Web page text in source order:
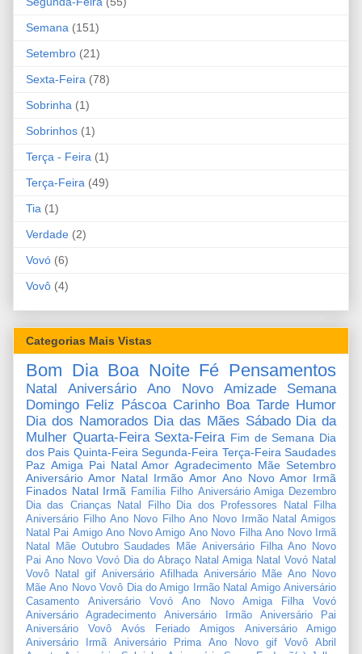
Semana (151)
Setembro (21)
Sexta-Feira (78)
Sobrinha (1)
Sobrinhos (1)
Terça - Feira (1)
Terça-Feira (49)
Tia (1)
Verdade (2)
Vovó (6)
Vovô (4)
Categorias Mais Vistas
Bom Dia Boa Noite Fé Pensamentos
Natal Aniversário Ano Novo Amizade
Semana
Domingo Feliz Páscoa Carinho Boa Tarde Humor
Dia dos Namorados Dia das Mães Sábado Dia da
Mulher Quarta-Feira Sexta-Feira Fim de Semana Dia
dos Pais Quinta-Feira Segunda-Feira Terça-Feira Saudades
Paz Amiga Pai Natal Amor Agradecimento Mãe Setembro
Aniversário Amor Natal Irmão Amor Ano Novo Amor Irmã
Finados Natal Irmã Família Filho Aniversário Amiga Dezembro
Dia das Crianças
Natal Filho Dia dos Professores
Natal Filha
Aniversário Filho Ano Novo Filho Ano Novo Irmão Natal Amigos
Natal Pai Amigo Ano Novo Amigo Ano Novo Filha Ano Novo Irmã
Natal Mãe Outubro Saudades Mãe Aniversário Filha Ano Novo
Pai Ano Novo Vovó Dia do Abraço Natal Amiga Natal Vovó Natal
Vovô
Natal gif Aniversário Afilhada Aniversário Mãe Ano Novo
Mãe Ano Novo Vovô Dia do Amigo Irmão Natal Amigo Aniversário
Casamento
Aniversário Vovó Ano Novo Amiga Filha
Vovó
Aniversário Agradecimento
Aniversário Irmão
Aniversário Pai
Aniversário Vovô
Avós Feriado Amigos
Aniversário Amigo
Aniversário Irmã
Aniversário Prima Ano Novo gif Vovô
Abril